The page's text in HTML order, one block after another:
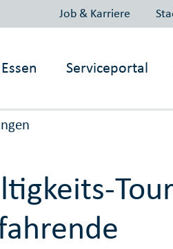
Job & Karriere
Essen Serviceportal